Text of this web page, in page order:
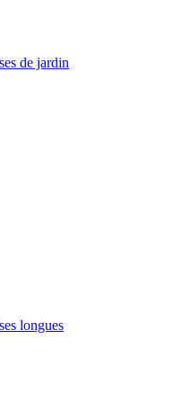
de jardin
longues